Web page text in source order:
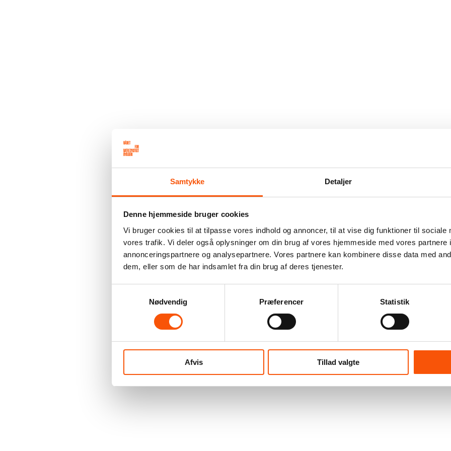
Samtykke Detaljer
Denne hjemmeside bruger cookies
Vi bruger cookies til at tilpasse vores indhold og annoncer, til at vise dig funktioner til sociale
vores trafik. Vi deler også oplysninger om din brug af vores hjemmeside med vores partnere
annonceringspartnere og analysepartnere. Vores partnere kan kombinere disse data med
dem, eller som de har indsamlet fra din brug af deres tjenester.
Nødvendig
Præferencer Statistik
Afvis Tillad valgte